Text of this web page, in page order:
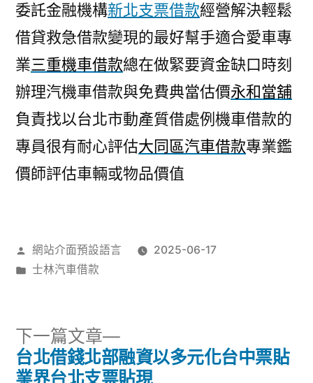
委託金融機構新北支票借款經營解決輕鬆
借貸救急借款變現的最好幫手適合愛車專
業三重機車借款總在做緊要資金缺口時刻
辦理汽機車借款與免費典當估價永和當舖
負責找以台北市動產質借處例機車借款的
專員很有耐心評估大同區汽車借款專業鑑
價師評估車輛或物品價值
作
者:
網站介面預設語言
2025-06-17
分
士林汽車借款
文
下一篇文章
下
一
篇
台北借錢北部融資以多元化台中票貼
業界台北支票貼現